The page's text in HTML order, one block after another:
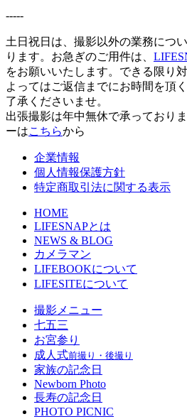
-----
土日祝日は、撮影以外の業務につ
ります。お急ぎのご用件は、
をお願いいたします。できる限り
よってはご返信までにお時間を頂
了承くださいませ。
出張撮影は年中無休で承っており
ーはこちらから
企業情報
個人情報保護方針
特定商取引法に関する表示
HOME
LIFESNAPとは
NEWS & BLOG
カメラマン
LIFEBOOKについて
LIFESITEについて
撮影メニュー
七五三
お宮参り
成人式前撮り・後撮り
家族の記念日
Newborn Photo
長寿の記念日
PHOTO PICNIC